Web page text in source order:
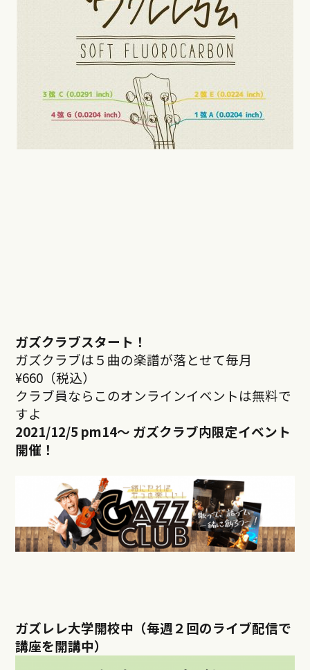
ガズクラブスタート！
ガズクラブは５曲の楽譜が落とせて毎月
¥660（税込）
クラブ員ならこのオンラインイベントは無料で
すよ
2021/12/5 pm14～ ガズクラブ内限定イベント
開催！
ガズレレ大学開校中（毎週２回のライブ配信で
講座を開講中）